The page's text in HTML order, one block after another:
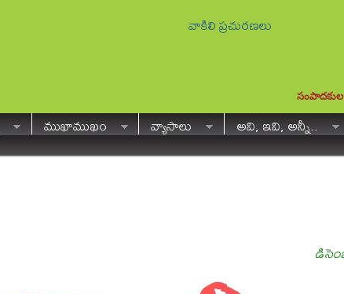
వాకిలి ప్రచురణలు
ముఖాముఖం వ్యాసాలు అవి, ఇవి, అన్నీ..